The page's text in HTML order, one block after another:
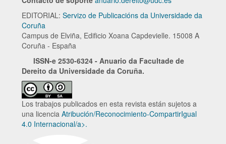
EDITORIAL: Servizo de Publicacións da Universidade da
Coruña
Campus de Elviña, Edificio Xoana Capdevielle. 15008 A
Coruña - España
ISSN-e 2530-6324 - Anuario da Facultade de
Dereito da Universidade da Coruña.
Los trabajos publicados en esta revista están sujetos a
una licencia Atribución/Reconocimiento-CompartirIgual
4.0 Internacional/a>.